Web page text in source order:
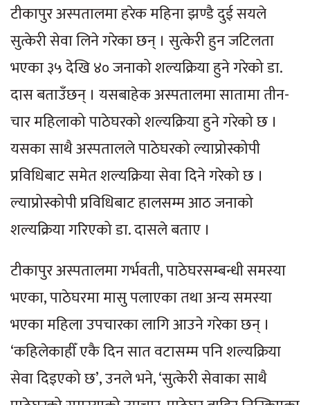
टीकापुर अस्पतालमा हरेक महिना झण्डै दुई सयले
सुत्केरी सेवा लिने गरेका छन् । सुत्केरी हुन जटिलता
भएका ३५ देखि ४० जनाको शल्यक्रिया हुने गरेको डा.
दास बताउँछन् । यसबाहेक अस्पतालमा सातामा तीन-
चार महिलाको पाठेघरको शल्यक्रिया हुने गरेको छ ।
यसका साथै अस्पतालले पाठेघरको ल्याप्रोस्कोपी
प्रविधिबाट समेत शल्यक्रिया सेवा दिने गरेको छ ।
ल्याप्रोस्कोपी प्रविधिबाट हालसम्म आठ जनाको
शल्यक्रिया गरिएको डा. दासले बताए ।
टीकापुर अस्पतालमा गर्भवती, पाठेघरसम्बन्धी समस्या
भएका, पाठेघरमा मासु पलाएका तथा अन्य समस्या
भएका महिला उपचारका लागि आउने गरेका छन् ।
‘कहिलेकाहीँ एकै दिन सात वटासम्म पनि शल्यक्रिया
सेवा दिइएको छ’, उनले भने, ‘सुत्केरी सेवाका साथै